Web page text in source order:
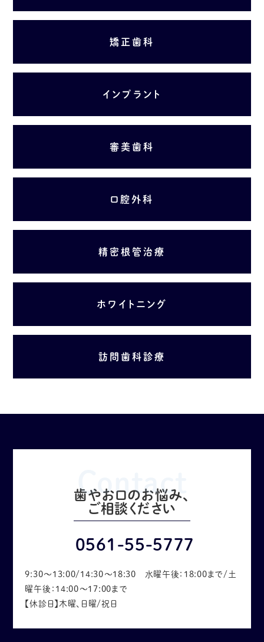
矯正歯科
インプラント
審美歯科
口腔外科
精密根管治療
ホワイトニング
訪問歯科診療
Contact
歯やお口のお悩み、
ご相談ください
0561-55-5777
9:30～13:00/14:30～18:30 水曜午後：18:00まで/土
曜午後：14:00～17:00まで
【休診日】木曜、日曜/祝日